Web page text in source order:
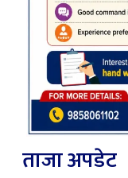
ताजा अपडेट